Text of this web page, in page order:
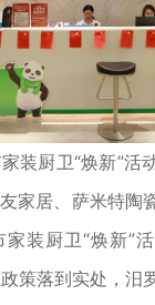
厨卫“焕新”活
家居、萨米特陶
装厨卫“焕新”
策落到实处，汨